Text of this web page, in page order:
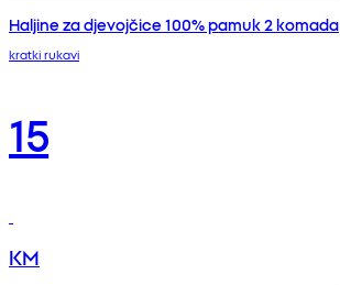
Haljine za djevojčice 100% pamuk 2 komada
kratki rukavi
15
KM